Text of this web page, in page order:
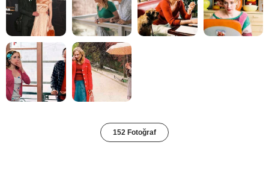
152 Fotoğraf